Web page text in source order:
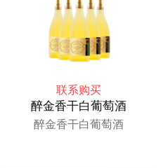
联系购买
醉金香干白葡萄酒
醉金香干白葡萄酒